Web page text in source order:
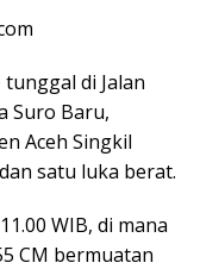
di Jalan
Suro Baru,
Aceh Singkil
satu luka berat.
WIB, di mana
CM bermuatan